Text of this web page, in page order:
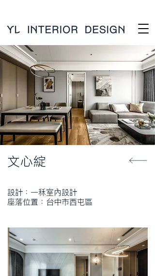
文心綻
設計：一秝室內設計
座落位置：台中市西屯區